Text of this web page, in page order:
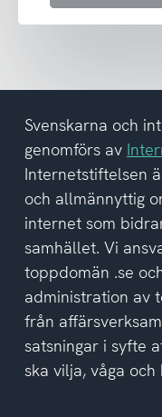
del
av
Svenskarna och
genomförs av
Internetstiftelsen
och allmännyttig
internet som
samhället. Vi
toppdomän .se
administration av
från
satsningar i syfte
ska vilja, våga